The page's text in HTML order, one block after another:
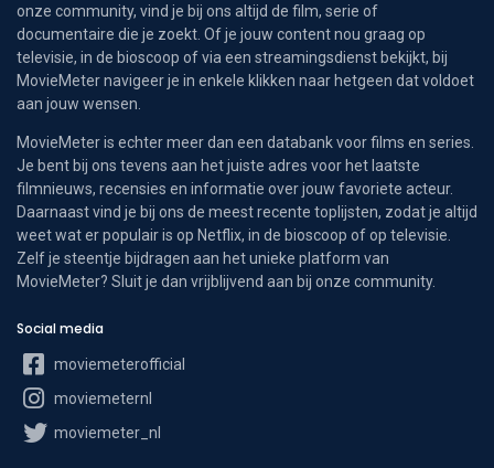
onze community, vind je bij ons altijd de film, serie of
documentaire die je zoekt. Of je jouw content nou graag op
televisie, in de bioscoop of via een streamingsdienst bekijkt, bij
MovieMeter navigeer je in enkele klikken naar hetgeen dat voldoet
aan jouw wensen.
MovieMeter is echter meer dan een databank voor films en series.
Je bent bij ons tevens aan het juiste adres voor het laatste
filmnieuws, recensies en informatie over jouw favoriete acteur.
Daarnaast vind je bij ons de meest recente toplijsten, zodat je altijd
weet wat er populair is op Netflix, in de bioscoop of op televisie.
Zelf je steentje bijdragen aan het unieke platform van
MovieMeter? Sluit je dan vrijblijvend aan bij onze community.
Social media
moviemeterofficial
moviemeternl
moviemeter_nl